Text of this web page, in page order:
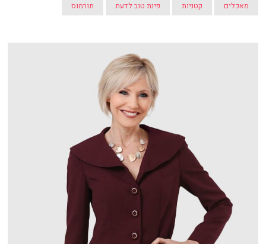
מאכלים קטניות פינת טוב לדעת תורמוס